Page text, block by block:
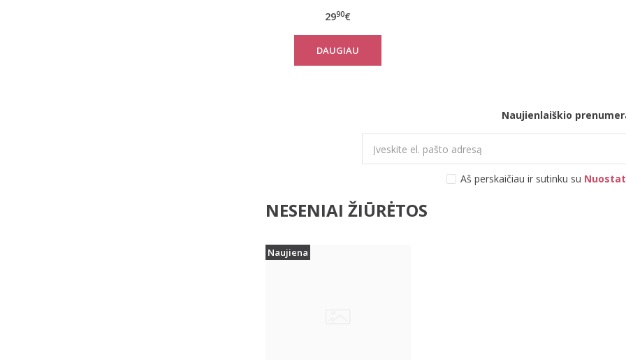
su šortukais MOSS
2990€
DAUGIAU
Naujienlaiškio
Aš perskaičiau ir sutinku su
NESENIAI ŽIŪRĖTOS
Naujiena